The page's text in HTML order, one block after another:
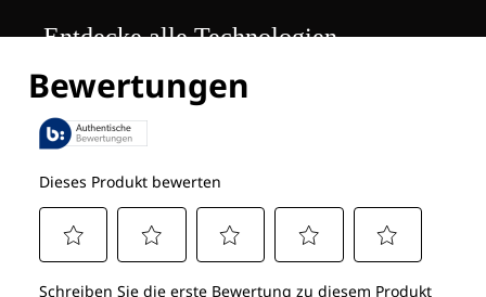
Entdecke alle Technologien